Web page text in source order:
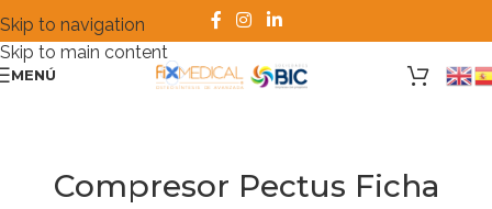
Skip to navigation
Skip to main content
MENÚ
Compresor Pectus Ficha